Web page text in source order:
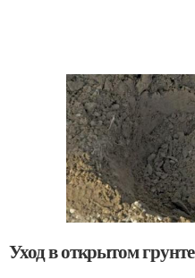
Уход в открытом грунте